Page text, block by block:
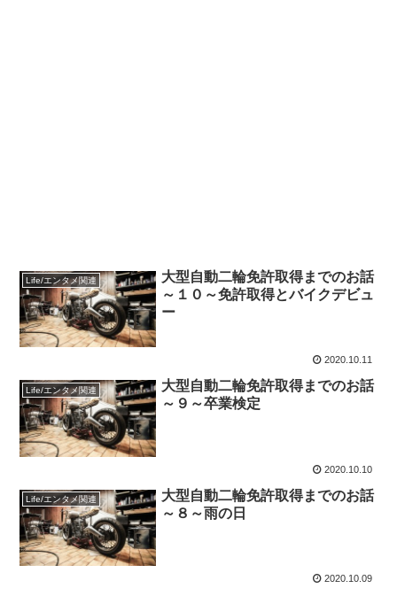
Life/エンタメ関連
大型自動二輪免許取得までのお話
～１０～免許取得とバイクデビュ
ー
2020.10.11
Life/エンタメ関連
大型自動二輪免許取得までのお話
～９～卒業検定
2020.10.10
Life/エンタメ関連
大型自動二輪免許取得までのお話
～８～雨の日
2020.10.09